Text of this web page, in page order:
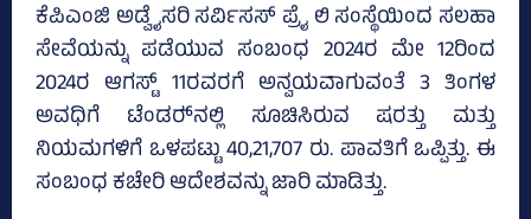
ಕೆಪಿಎಂಜಿ ಅಡ್ವೈಸರಿ ಸರ್ವಿಸಸ್‌ ಪ್ರೈ ಲಿ ಸಂಸ್ಥೆಯಿಂದ ಸಲಹಾ
ಸೇವೆಯನ್ನು ಪಡೆಯುವ ಸಂಬಂಧ 2024ರ ಮೇ 12ರಿಂದ
2024ರ ಆಗಸ್ಟ್‌ 11ರವರಗೆ ಅನ್ವಯವಾಗುವಂತೆ 3 ತಿಂಗಳ
ಅವಧಿಗೆ ಟೆಂಡರ್‍‌ನಲ್ಲಿ ಸೂಚಿಸಿರುವ ಷರತ್ತು ಮತ್ತು
ನಿಯಮಗಳಿಗೆ ಒಳಪಟ್ಟು 40,21,707 ರು. ಪಾವತಿಗೆ ಒಪ್ಪಿತ್ತು. ಈ
ಸಂಬಂಧ ಕಚೇರಿ ಆದೇಶವನ್ನು ಜಾರಿ ಮಾಡಿತ್ತು.